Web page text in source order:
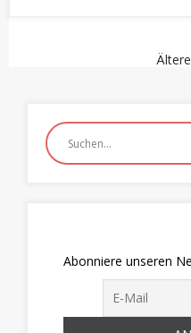
Beitragsnavigation
Abonniere unseren